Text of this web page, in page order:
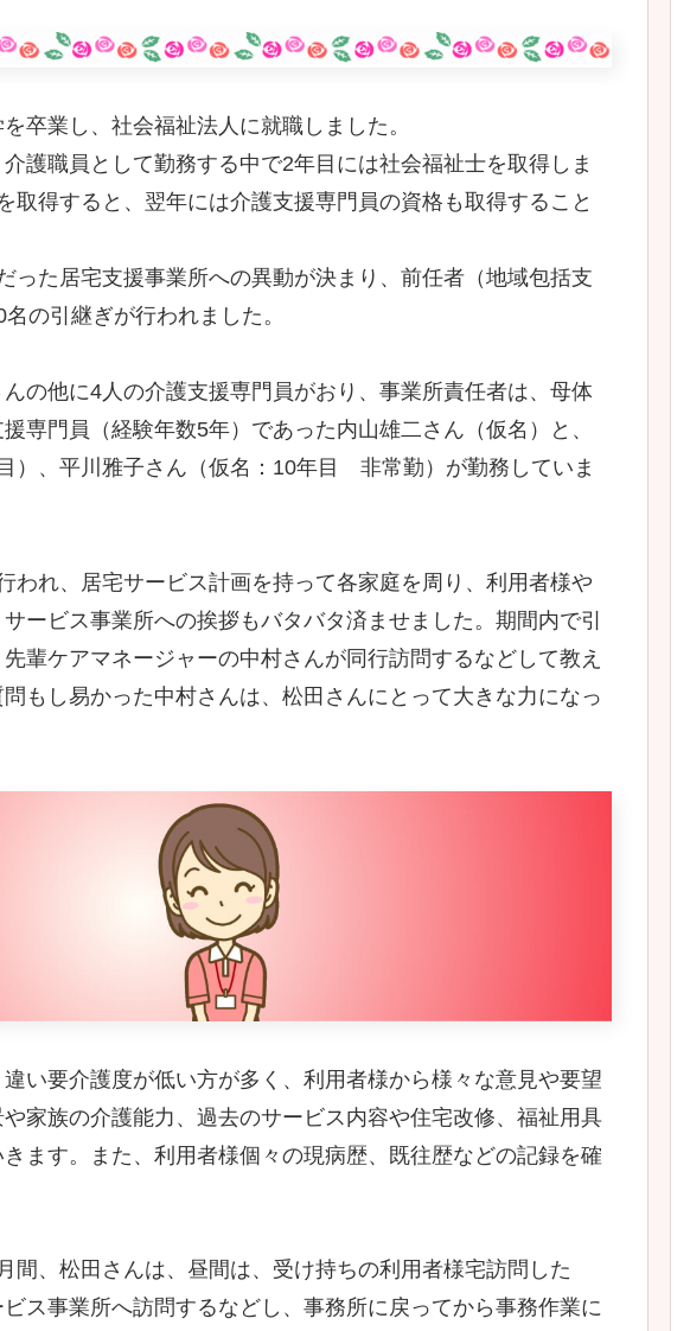
卒業し、社会福祉法人に就職しました。
護職員として勤務する中で2年目には社会福祉士を取得しま
取得すると、翌年には介護支援専門員の資格も取得すること
った居宅支援事業所への異動が決まり、前任者（地域包括支
の引継ぎが行われました。
の他に4人の介護支援専門員がおり、事業所責任者は、母体
専門員（経験年数5年）であった内山雄二さん（仮名）と、
）、平川雅子さん（仮名：10年目 非常勤）が勤務していま
われ、居宅サービス計画を持って各家庭を周り、利用者様や
ービス事業所への挨拶もバタバタ済ませました。期間内で引
輩ケアマネージャーの中村さんが同行訪問するなどして教え
もし易かった中村さんは、松田さんにとって大きな力になっ
い要介護度が低い方が多く、利用者様から様々な意見や要望
家族の介護能力、過去のサービス内容や住宅改修、福祉用具
ます。また、利用者様個々の現病歴、既往歴などの記録を確
間、松田さんは、昼間は、受け持ちの利用者様宅訪問した
ス事業所へ訪問するなどし、事務所に戻ってから事務作業に